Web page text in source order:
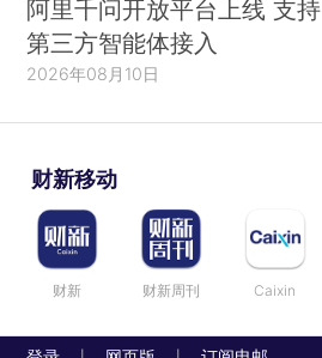
阿里千问开放平台上线 支持
第三方智能体接入
2026年08月10日
财新移动
财新 财新周刊 Caixin